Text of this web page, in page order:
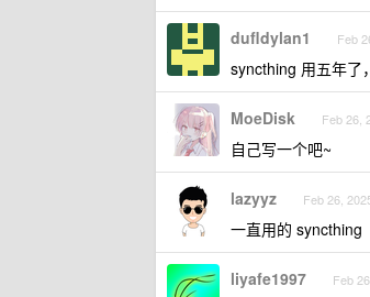
dufldylan1 Feb
syncthing 用五年了
MoeDisk Feb 26,
自己写一个吧~
lazyyz Feb 26,
一直用的 syncthing
liyafe1997 Feb